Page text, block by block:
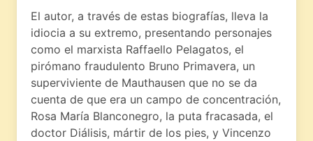
El autor, a través de estas biografías, lleva la
idiocia a su extremo, presentando personajes
como el marxista Raffaello Pelagatos, el
pirómano fraudulento Bruno Primavera, un
superviviente de Mauthausen que no se da
cuenta de que era un campo de concentración,
Rosa María Blanconegro, la puta fracasada, el
doctor Diálisis, mártir de los pies, y Vincenzo